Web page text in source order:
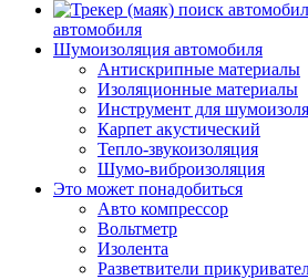
автомобиля
Шумоизоляция автомобиля
Антискрипные материалы
Изоляционные материалы
Инструмент для
Карпет акустический
Тепло-звукоизоляция
Шумо-виброизоляция
Это может понадобиться
Авто компрессор
Вольтметр
Изолента
Разветвители